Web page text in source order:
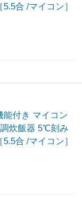
合 /マイコン］
能付き マイコン
炊飯器 5℃刻み
合 /マイコン］